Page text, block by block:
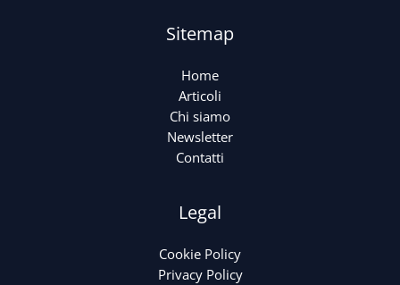
Sitemap
Home
Articoli
Chi siamo
Newsletter
Contatti
Legal
Cookie Policy
Privacy Policy